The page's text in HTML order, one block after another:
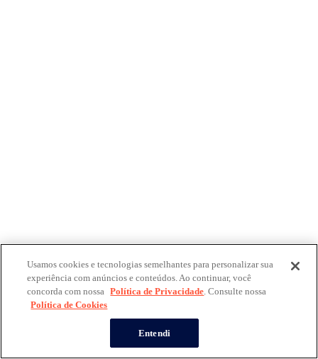
Usamos cookies e tecnologias semelhantes para personalizar sua
experiência com anúncios e conteúdos. Ao continuar, você
concorda com nossa Política de Privacidade. Consulte nossa
Política de Cookies
Entendi